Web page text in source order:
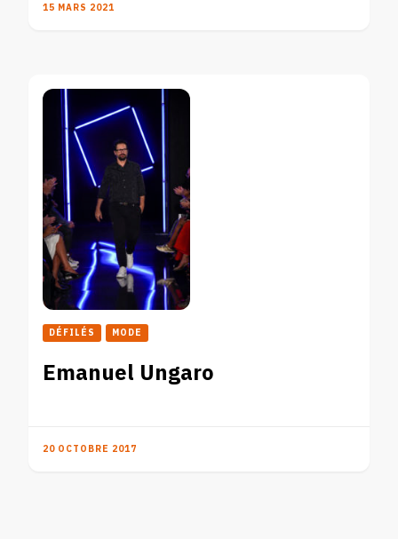
15 MARS 2021
DÉFILÉS MODE
Emanuel Ungaro
20 OCTOBRE 2017